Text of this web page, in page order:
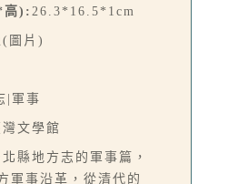
高): 26.3*16.5*1cm
(圖片)
|軍事
灣文學館
縣地方志的軍事篇，
軍事沿革，從清代的